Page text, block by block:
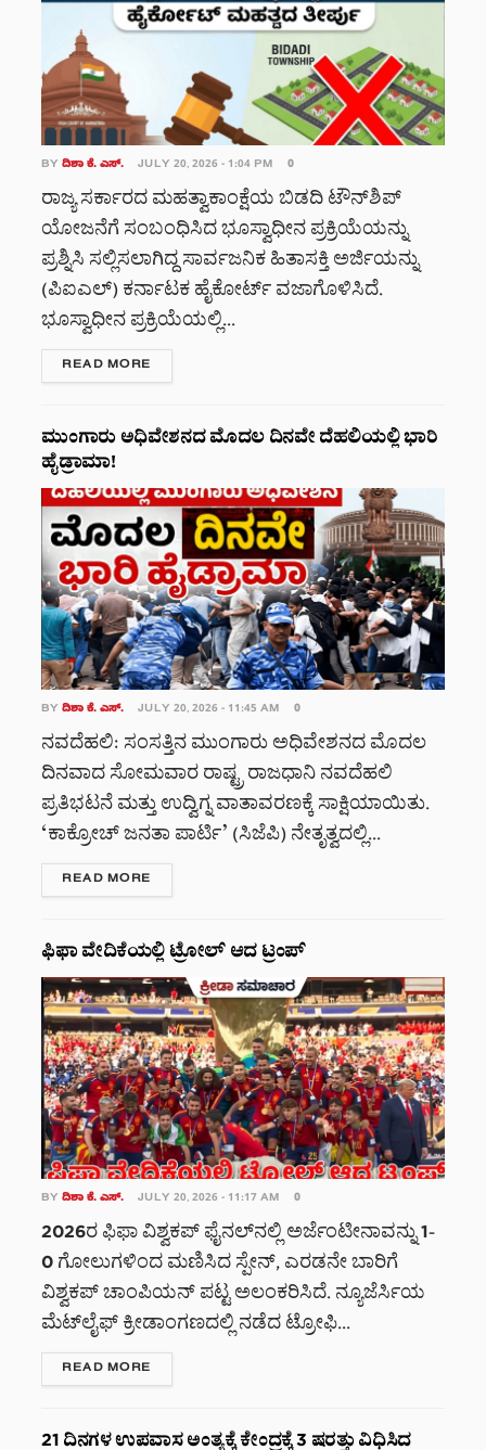
BY ದಿಶಾ ಕೆ. ಎಸ್. JULY 20, 2026 - 1:04 PM 0
ರಾಜ್ಯ ಸರ್ಕಾರದ ಮಹತ್ವಾಕಾಂಕ್ಷೆಯ ಬಿಡದಿ ಟೌನ್‌ಶಿಪ್
ಯೋಜನೆಗೆ ಸಂಬಂಧಿಸಿದ ಭೂಸ್ವಾಧೀನ ಪ್ರಕ್ರಿಯೆಯನ್ನು
ಪ್ರಶ್ನಿಸಿ ಸಲ್ಲಿಸಲಾಗಿದ್ದ ಸಾರ್ವಜನಿಕ ಹಿತಾಸಕ್ತಿ ಅರ್ಜಿಯನ್ನು
(ಪಿಐಎಲ್) ಕರ್ನಾಟಕ ಹೈಕೋರ್ಟ್ ವಜಾಗೊಳಿಸಿದೆ.
ಭೂಸ್ವಾಧೀನ ಪ್ರಕ್ರಿಯೆಯಲ್ಲಿ...
READ MORE
ಮುಂಗಾರು ಅಧಿವೇಶನದ ಮೊದಲ ದಿನವೇ ದೆಹಲಿಯಲ್ಲಿ ಭಾರಿ
ಹೈಡ್ರಾಮಾ!
BY ದಿಶಾ ಕೆ. ಎಸ್. JULY 20, 2026 - 11:45 AM 0
ನವದೆಹಲಿ: ಸಂಸತ್ತಿನ ಮುಂಗಾರು ಅಧಿವೇಶನದ ಮೊದಲ
ದಿನವಾದ ಸೋಮವಾರ ರಾಷ್ಟ್ರ ರಾಜಧಾನಿ ನವದೆಹಲಿ
ಪ್ರತಿಭಟನೆ ಮತ್ತು ಉದ್ವಿಗ್ನ ವಾತಾವರಣಕ್ಕೆ ಸಾಕ್ಷಿಯಾಯಿತು.
‘ಕಾಕ್ರೋಚ್ ಜನತಾ ಪಾರ್ಟಿ’ (ಸಿಜೆಪಿ) ನೇತೃತ್ವದಲ್ಲಿ...
READ MORE
ಫಿಫಾ ವೇದಿಕೆಯಲ್ಲಿ ಟ್ರೋಲ್ ಆದ ಟ್ರಂಪ್
BY ದಿಶಾ ಕೆ. ಎಸ್. JULY 20, 2026 - 11:17 AM 0
2026ರ ಫಿಫಾ ವಿಶ್ವಕಪ್ ಫೈನಲ್‌ನಲ್ಲಿ ಅರ್ಜೆಂಟೀನಾವನ್ನು 1-
0 ಗೋಲುಗಳಿಂದ ಮಣಿಸಿದ ಸ್ಪೇನ್, ಎರಡನೇ ಬಾರಿಗೆ
ವಿಶ್ವಕಪ್ ಚಾಂಪಿಯನ್ ಪಟ್ಟ ಅಲಂಕರಿಸಿದೆ. ನ್ಯೂಜೆರ್ಸಿಯ
ಮೆಟ್‌ಲೈಫ್ ಕ್ರೀಡಾಂಗಣದಲ್ಲಿ ನಡೆದ ಟ್ರೋಫಿ...
READ MORE
21 ದಿನಗಳ ಉಪವಾಸ ಅಂತ್ಯಕ್ಕೆ ಕೇಂದ್ರಕ್ಕೆ 3 ಷರತ್ತು ವಿಧಿಸಿದ